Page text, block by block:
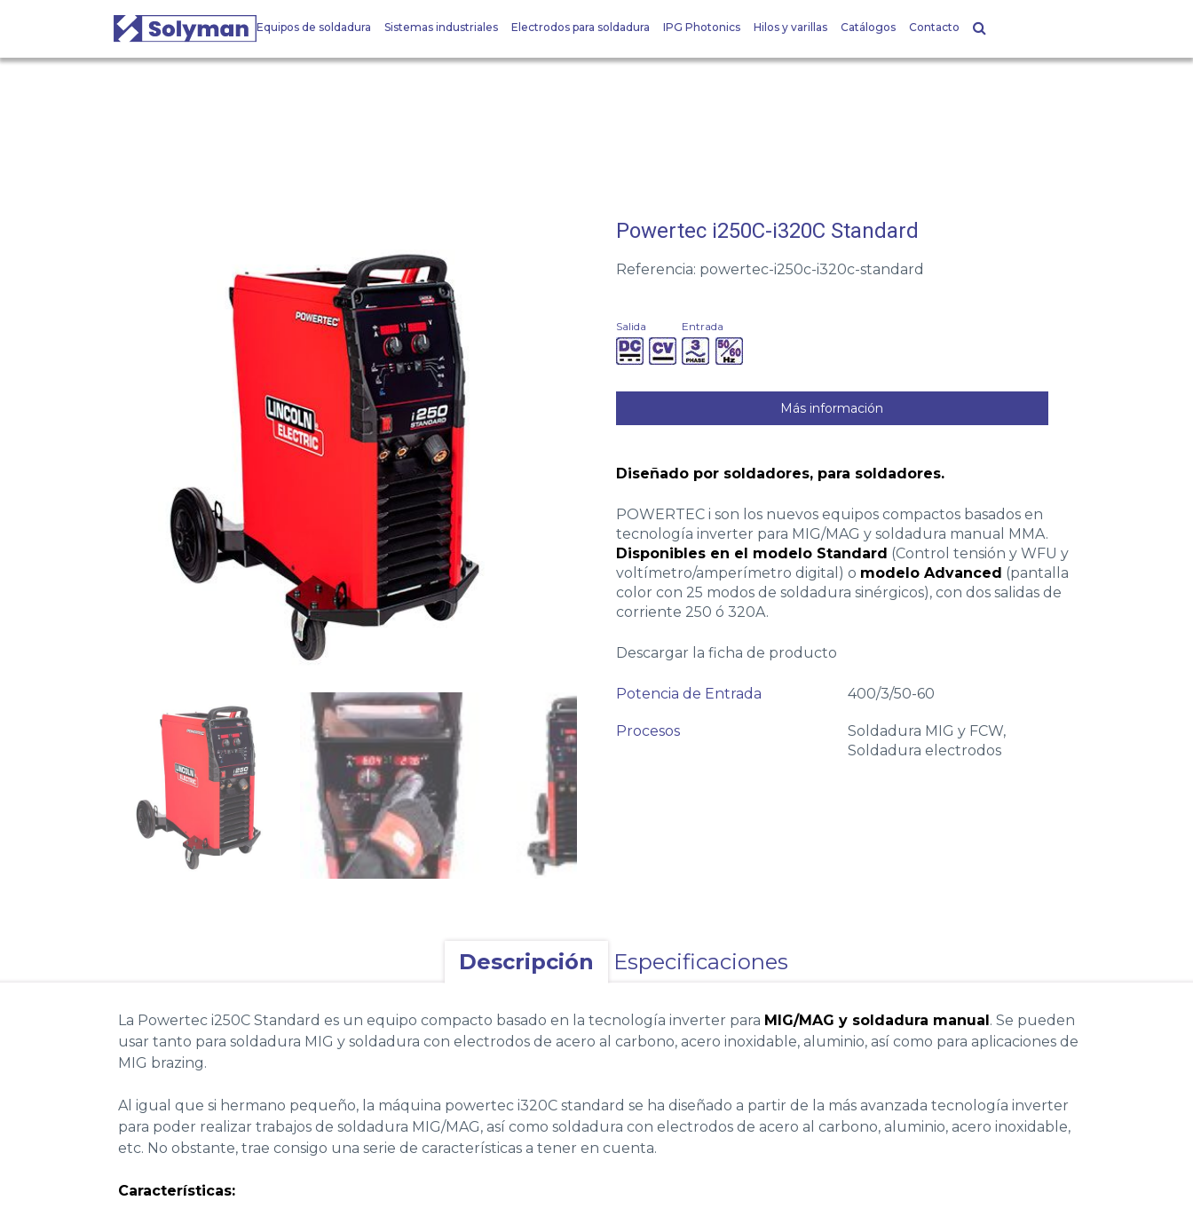
Equipos de soldadura Sistemas industriales Electrodos para soldadura IPG Photonics Hilos y varillas Catálogos Contacto
Referencia: powertec-i250c-i320c-standard
Salida Entrada
Diseñado por soldadores, para soldadores.
POWERTEC i son los nuevos equipos compactos basados en
tecnología inverter para MIG/MAG y soldadura manual MMA.
Disponibles en el modelo Standard (Control tensión y WFU y
voltímetro/amperímetro digital) o modelo Advanced (pantalla
color con 25 modos de soldadura sinérgicos), con dos salidas de
corriente 250 ó 320A.
Descargar la ficha de producto
Potencia de Entrada 400/3/50-60
Procesos
Soldadura MIG y FCW,
Soldadura electrodos
Más información
Powertec i250C-i320C Standard
Descripción Especificaciones
La Powertec i250C Standard es un equipo compacto basado en la tecnología inverter para MIG/MAG y soldadura manual . Se pueden
usar tanto para soldadura MIG y soldadura con electrodos de acero al carbono, acero inoxidable, aluminio, así como para aplicaciones de
MIG brazing.
Al igual que si hermano pequeño, la máquina powertec i320C standard se ha diseñado a partir de la más avanzada tecnología inverter
para poder realizar trabajos de soldadura MIG/MAG, así como soldadura con electrodos de acero al carbono, aluminio, acero inoxidable,
etc. No obstante, trae consigo una serie de características a tener en cuenta.
Características: